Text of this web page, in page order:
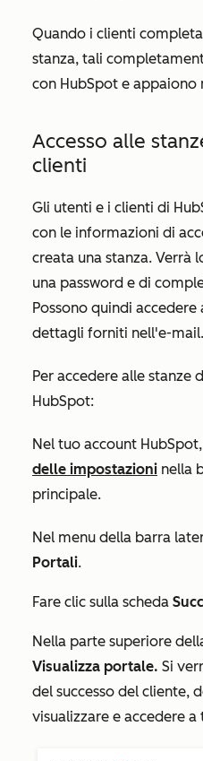
Quando i clienti
stanza, tali
con HubSpot e
Accesso alle
clienti
Gli utenti e i clienti di
con le informazioni di
creata una stanza. Verrà
una password e di
Possono quindi
dettagli forniti nell'e-mail.
Per accedere alle stanze
HubSpot:
Nel tuo account
delle impostazioni nella
principale.
Nel menu della barra
Portali.
Fare clic sulla scheda
Nella parte superiore
Visualizza portale. Si
del successo del cliente,
visualizzare e accedere